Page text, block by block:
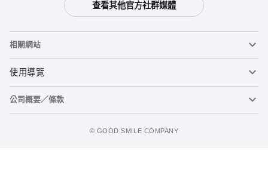
查看其他官方社群媒體
相關網站
黏土人
黏土人臉部製造機（英文）
使用導覽
重要公告
公司概要／條款
©️ GOOD SMILE COMPANY